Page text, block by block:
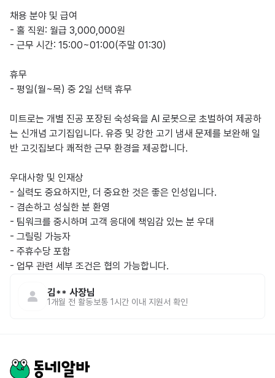
채용 분야 및 급여
- 홀 직원: 월급 3,000,000원
- 근무 시간: 15:00~01:00(주말 01:30)
휴무
- 평일(월~목) 중 2일 선택 휴무
미트로는 개별 진공 포장된 숙성육을 AI 로봇으로 초벌하여 제공하
는 신개념 고기집입니다. 유증 및 강한 고기 냄새 문제를 보완해 일
반 고깃집보다 쾌적한 근무 환경을 제공합니다.
우대사항 및 인재상
- 실력도 중요하지만, 더 중요한 것은 좋은 인성입니다.
- 겸손하고 성실한 분 환영
- 팀워크를 중시하며 고객 응대에 책임감 있는 분 우대
- 그릴링 가능자
- 주휴수당 포함
- 업무 관련 세부 조건은 협의 가능합니다.
김** 사장님
1개월 전 활동보통 1시간 이내 지원서 확인